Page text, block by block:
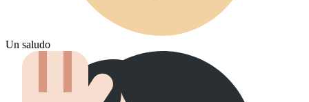
Un saludo